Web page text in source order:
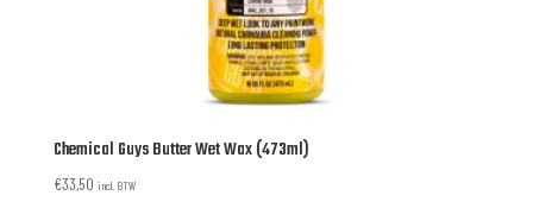
Chemical Guys Butter Wet Wax (473ml)
€33,50 incl. BTW